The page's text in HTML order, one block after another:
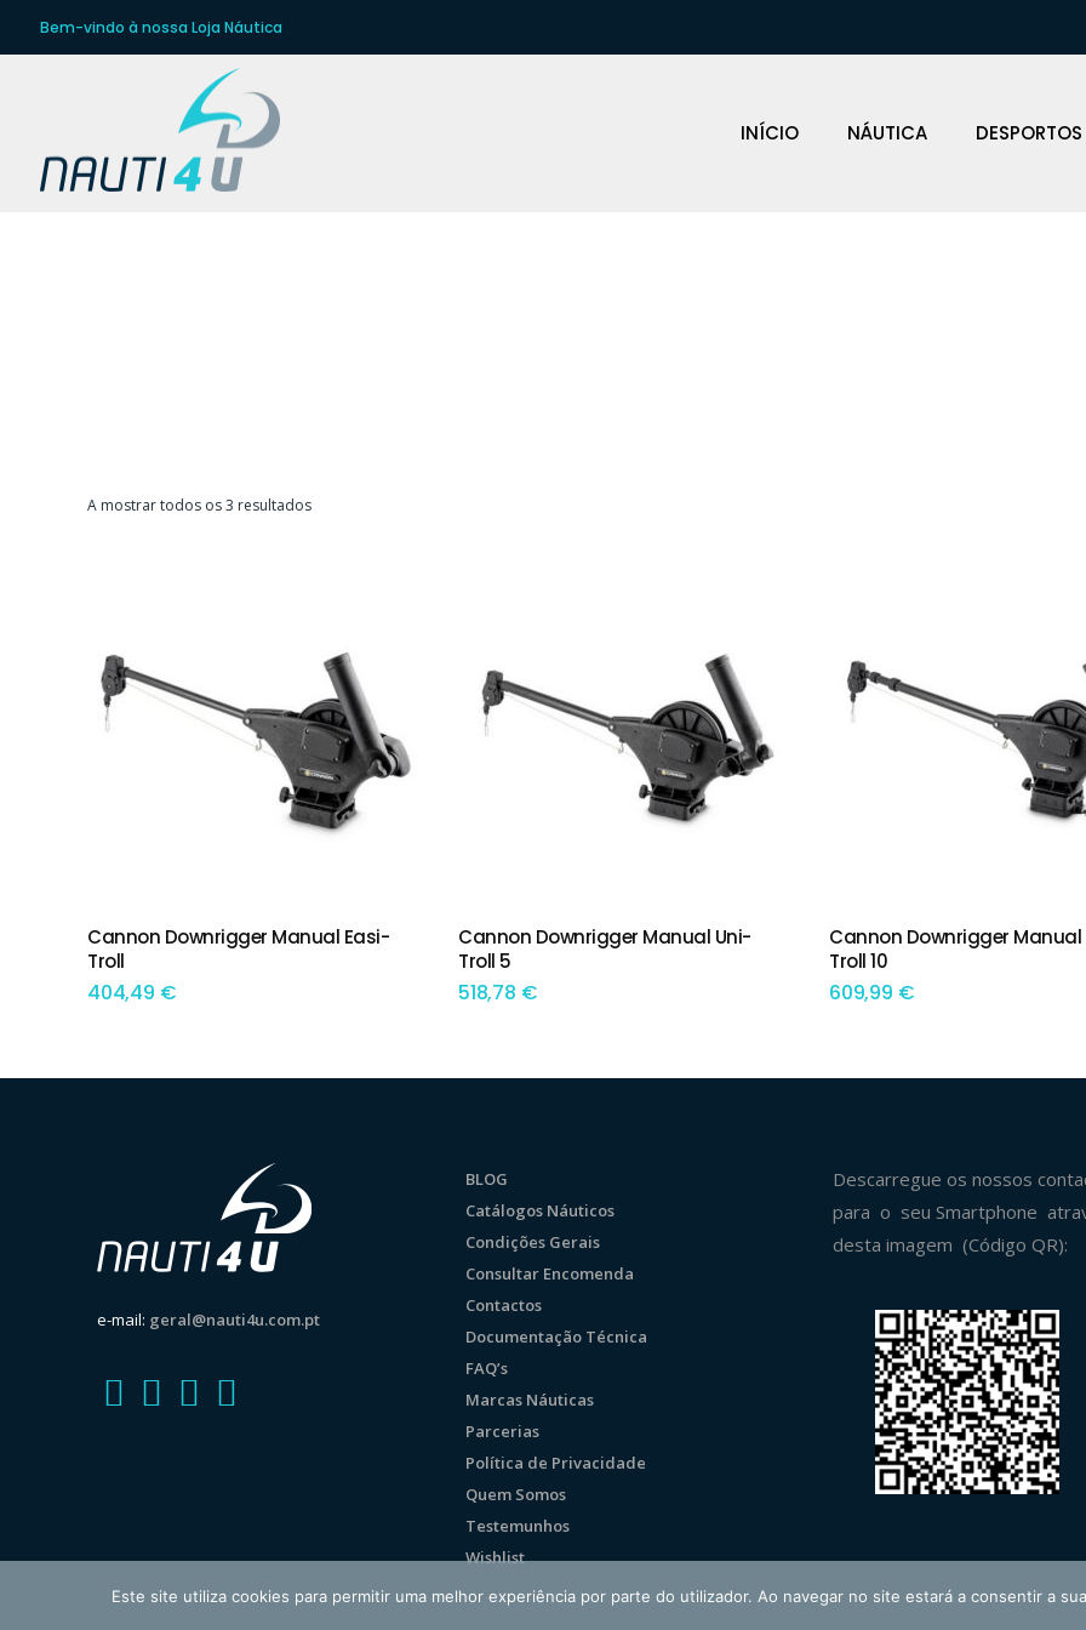
Bem-vindo à nossa Loja Náutica
INÍCIO NÁUTICA
A mostrar todos os 3 resultadosOrdenado
para
maior
ADICIONAR
Cannon Downrigger Manual Easi-
Troll
404,49 €
ADICIONAR
Cannon Downrigger Manual Uni-
Troll 5
518,78 €
ADICIONAR
Cannon Downrigger Manual
Troll 10
609,99 €
e-mail: geral@nauti4u.com.pt
BLOG
Catálogos Náuticos
Condições Gerais
Consultar Encomenda
Contactos
Documentação Técnica
FAQ’s
Marcas Náuticas
Parcerias
Política de Privacidade
Quem Somos
Testemunhos
Wishlist
Descarregue os nossos
para o seu Smartphone
desta imagem (Código QR):
Este site utiliza cookies para permitir uma melhor experiência por parte do utilizador. Ao navegar no site estará a consentir a